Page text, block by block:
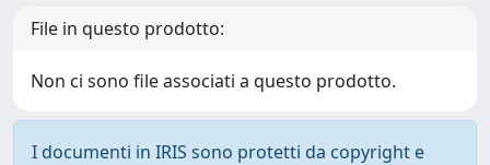
File in questo prodotto:
Non ci sono file associati a questo prodotto.
I documenti in IRIS sono protetti da copyright e